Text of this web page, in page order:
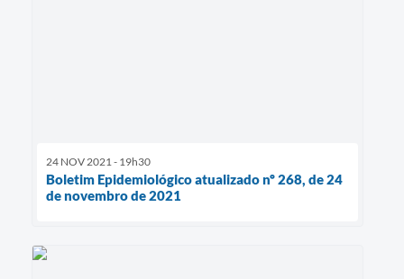
24 NOV 2021 - 19h30
Boletim Epidemiológico atualizado nº 268, de 24
de novembro de 2021